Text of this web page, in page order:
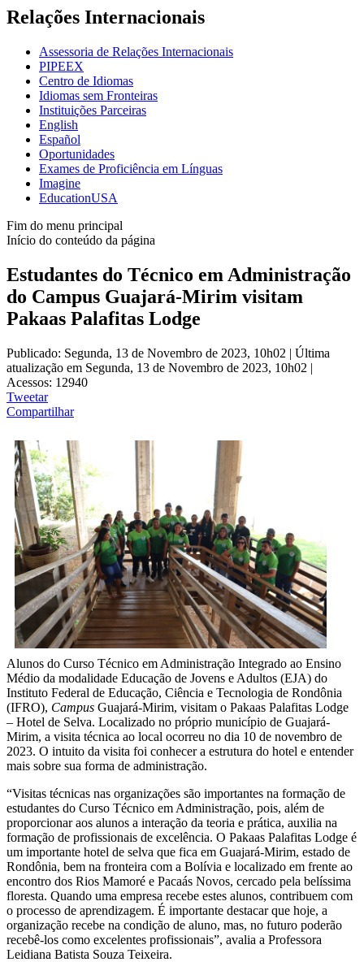
Relações Internacionais
Assessoria de Relações Internacionais
PIPEEX
Centro de Idiomas
Idiomas sem Fronteiras
Instituições Parceiras
English
Español
Oportunidades
Exames de Proficiência em Línguas
Imagine
EducationUSA
Fim do menu principal
Início do conteúdo da página
Estudantes do Técnico em Administração
do Campus Guajará-Mirim visitam
Pakaas Palafitas Lodge
Publicado: Segunda, 13 de Novembro de 2023, 10h02 | Última
atualização em Segunda, 13 de Novembro de 2023, 10h02 |
Acessos: 12940
Tweetar
Compartilhar
Alunos do Curso Técnico em Administração Integrado ao Ensino
Médio da modalidade Educação de Jovens e Adultos (EJA) do
Instituto Federal de Educação, Ciência e Tecnologia de Rondônia
(IFRO), Campus Guajará-Mirim, visitam o Pakaas Palafitas Lodge
– Hotel de Selva. Localizado no próprio município de Guajará-
Mirim, a visita técnica ao local ocorreu no dia 10 de novembro de
2023. O intuito da visita foi conhecer a estrutura do hotel e entender
mais sobre sua forma de administração.
“Visitas técnicas nas organizações são importantes na formação de
estudantes do Curso Técnico em Administração, pois, além de
proporcionar aos alunos a interação da teoria e prática, auxilia na
formação de profissionais de excelência. O Pakaas Palafitas Lodge é
um importante hotel de selva que fica em Guajará-Mirim, estado de
Rondônia, bem na fronteira com a Bolívia e localizado em frente ao
encontro dos Rios Mamoré e Pacaás Novos, cercado pela belíssima
floresta. Quando uma empresa recebe estes alunos, contribuem com
o processo de aprendizagem. É importante destacar que hoje, a
organização recebe na condição de aluno, mas, no futuro poderão
recebê-los como excelentes profissionais”, avalia a Professora
Leidiana Batista Souza Teixeira.